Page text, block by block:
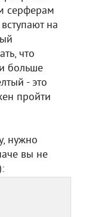
серферам
на
что
больше
- это
пройти
нужно
вы не